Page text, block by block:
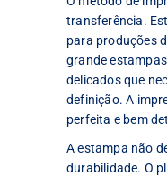
transferência.
para produções
grande
delicados que
definição. A
perfeita e bem
A estampa não
durabilidade. O